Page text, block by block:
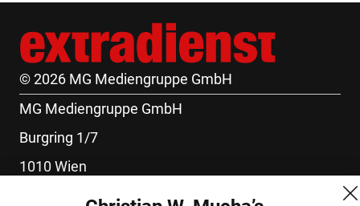
© 2026 MG Mediengruppe GmbH
MG Mediengruppe GmbH
Burgring 1/7
1010 Wien
+43 (1) 522 14 14